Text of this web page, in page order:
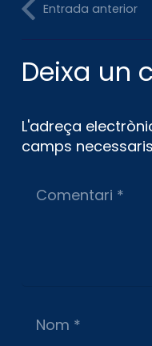
Entrada anterior
Deixa un
L'adreça
camps